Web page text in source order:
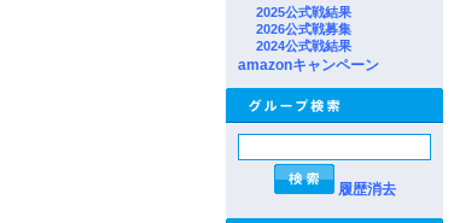
2025公式戦結果
2026公式戦募集
2024公式戦結果
amazonキャンペーン
履歴消去